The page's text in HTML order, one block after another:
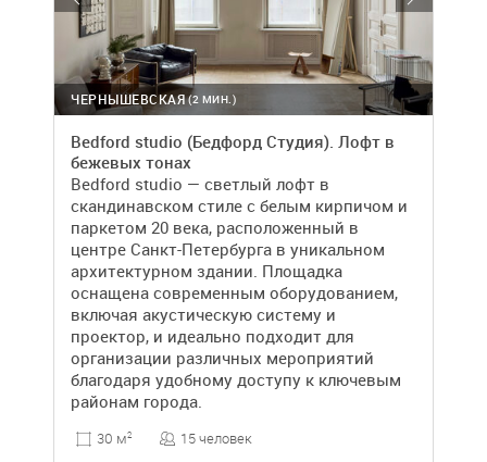
(2 МИН.)
ЧЕРНЫШЕВСКАЯ
Bedford studio (Бедфорд Студия). Лофт в
бежевых тонах
Bedford studio — светлый лофт в
скандинавском стиле с белым кирпичом и
паркетом 20 века, расположенный в
центре Санкт-Петербурга в уникальном
архитектурном здании. Площадка
оснащена современным оборудованием,
включая акустическую систему и
проектор, и идеально подходит для
организации различных мероприятий
благодаря удобному доступу к ключевым
районам города.
30 м2 15 человек